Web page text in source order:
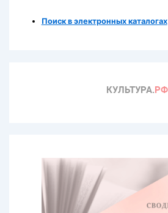
Поиск в электронных каталогах